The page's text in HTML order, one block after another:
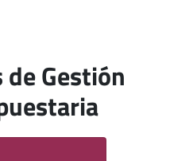
Gestión